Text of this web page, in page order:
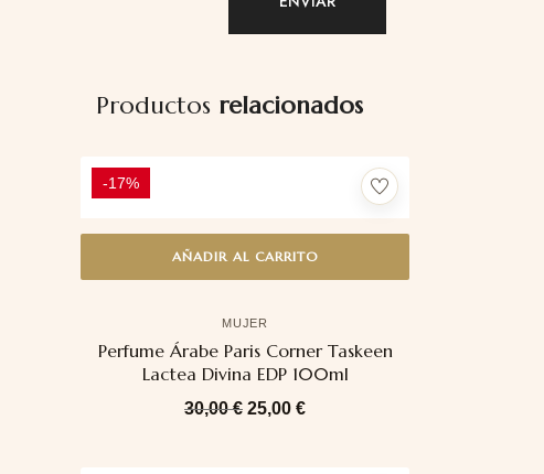
Productos relacionados
-17%
AÑADIR AL CARRITO
MUJER
Perfume Árabe Paris Corner Taskeen
Lactea Divina EDP 100ml
30,00€ 25,00 €